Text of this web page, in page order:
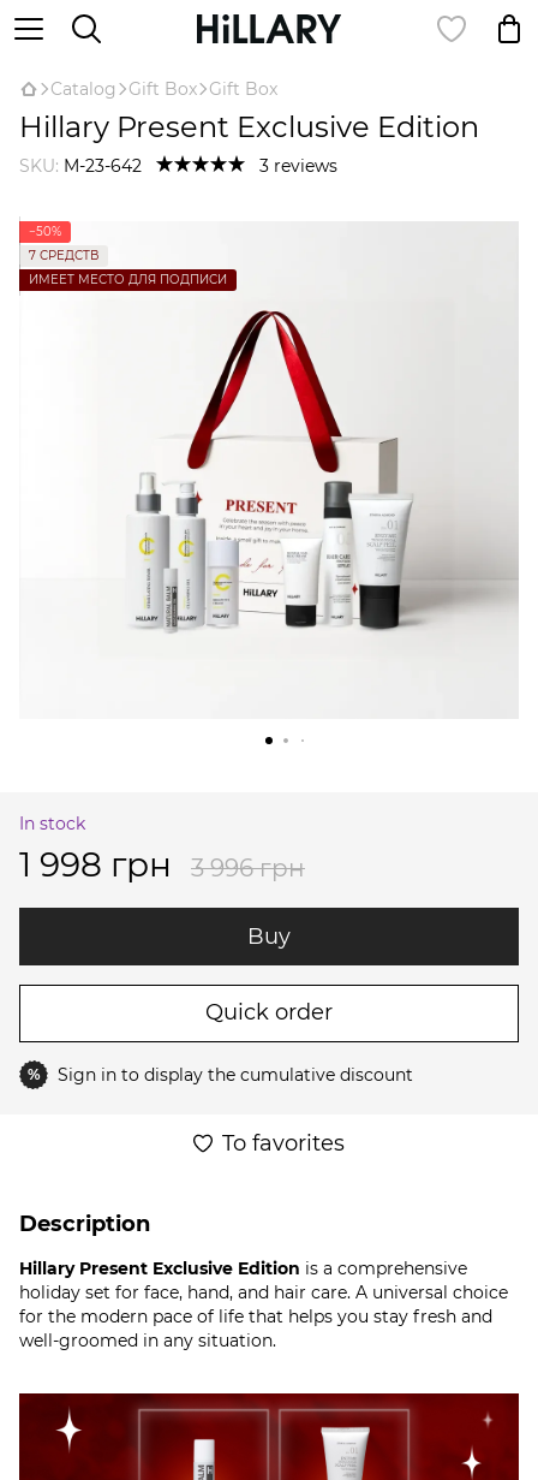
Catalog Gift Box Gift Box
Hillary Present Exclusive Edition
SKU: M-23-642 3 reviews
−50%
7 СРЕДСТВ
ИМЕЕТ МЕСТО ДЛЯ ПОДПИСИ
In stock
1 998 грн 3 996 грн
Buy
Quick order
% Sign in to display the cumulative discount
To favorites
Description
Hillary Present Exclusive Edition is a comprehensive
holiday set for face, hand, and hair care. A universal choice
for the modern pace of life that helps you stay fresh and
well-groomed in any situation.